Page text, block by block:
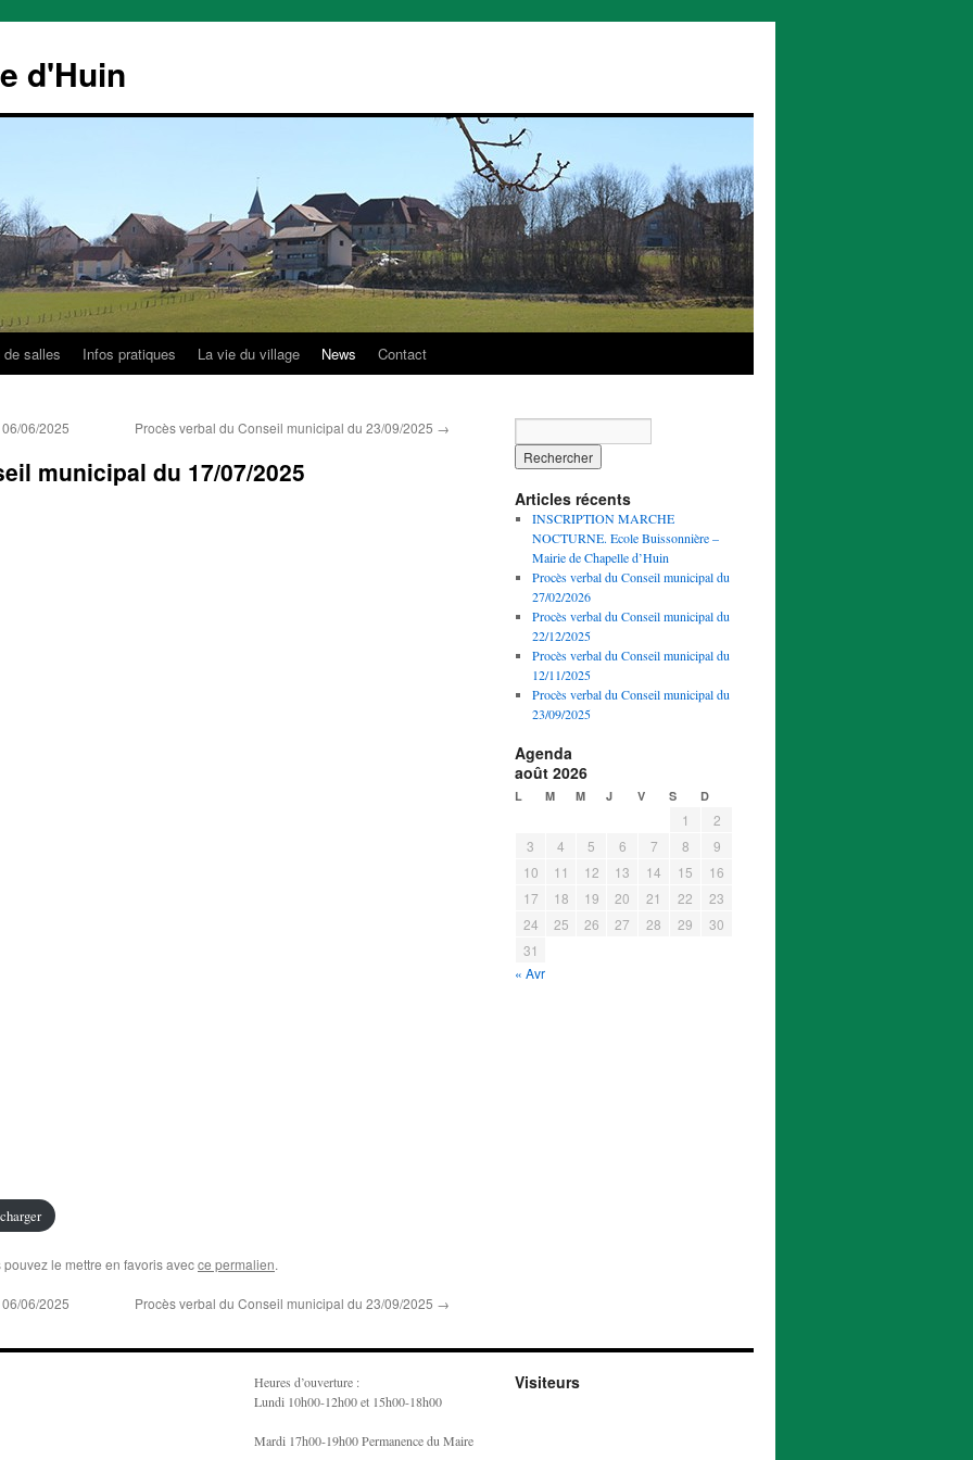
d'Huin
de salles Infos pratiques La vie du village News Contact
06/2025 Procès verbal du Conseil municipal du 23/09/2025 →
municipal du 17/07/2025
pouvez le mettre en favoris avecce permalien.
06/2025 Procès verbal du Conseil municipal du 23/09/2025 →
Articles récents
INSCRIPTION MARCHE
NOCTURNE. Ecole Buissonnière –
Mairie de Chapelle d’Huin
Procès verbal du Conseil municipal du
27/02/2026
Procès verbal du Conseil municipal du
22/12/2025
Procès verbal du Conseil municipal du
12/11/2025
Procès verbal du Conseil municipal du
23/09/2025
Agenda
août 2026
L M M J V S D
1
2
3
4 5 6 7 8
9
10
11 12 13 14 15
16
17
18 19 20 21 22
23
24
25 26 27 28 29
30
31
« Avr
Heures d’ouverture :
Lundi 10h00-12h00 et 15h00-18h00
Mardi 17h00-19h00 Permanence du Maire
Visiteurs